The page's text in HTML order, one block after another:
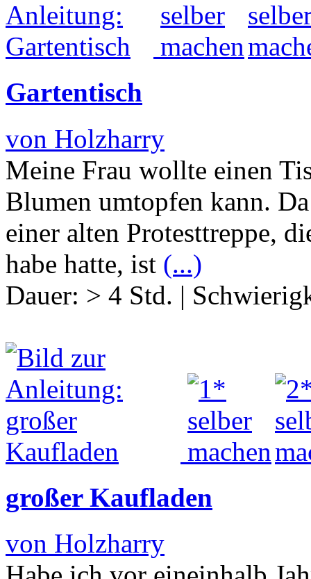
Gartentisch
von Holzharry
Meine Frau wollte einen
Blumen umtopfen kann.
einer alten Protesttreppe,
habe hatte, ist (...)
Dauer: > 4 Std. |
großer Kaufladen
von Holzharry